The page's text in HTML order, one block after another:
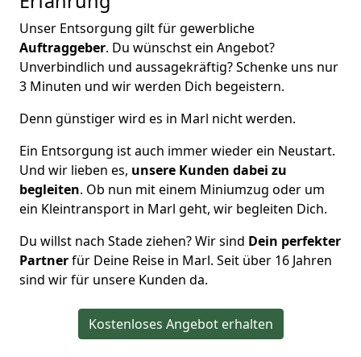
Unser Entsorgung gilt für gewerbliche
Auftraggeber. Du wünschst ein Angebot?
Unverbindlich und aussagekräftig? Schenke uns nur
3 Minuten und wir werden Dich begeistern.
Denn günstiger wird es in Marl nicht werden.
Ein Entsorgung ist auch immer wieder ein Neustart.
Und wir lieben es, unsere Kunden dabei zu
begleiten. Ob nun mit einem Miniumzug oder um
ein Kleintransport in Marl geht, wir begleiten Dich.
Du willst nach Stade ziehen? Wir sind Dein perfekter
Partnerfür Deine Reise in Marl. Seit über 16 Jahren
sind wir für unsere Kunden da.
Kostenloses Angebot erhalten